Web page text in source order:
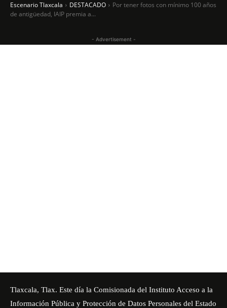
Escenario Tlaxcala DESTACADO
Por tener fotos con mínimo 100 años
de antigüedad, IAIP premia a...
- Advertisement -
Tlaxcala, Tlax. Este día la Comisionada del Instituto Acceso a la
Información Pública y Protección de Datos Personales del Estado